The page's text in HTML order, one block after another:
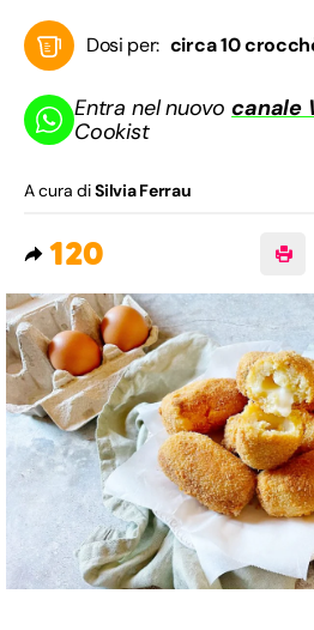
Dosi per: circa 10
Entra nel nuovocanale
Cookist
A cura diSilvia Ferrau
120